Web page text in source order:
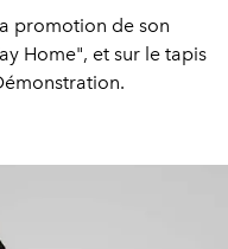
promotion de son
Home", et sur le tapis